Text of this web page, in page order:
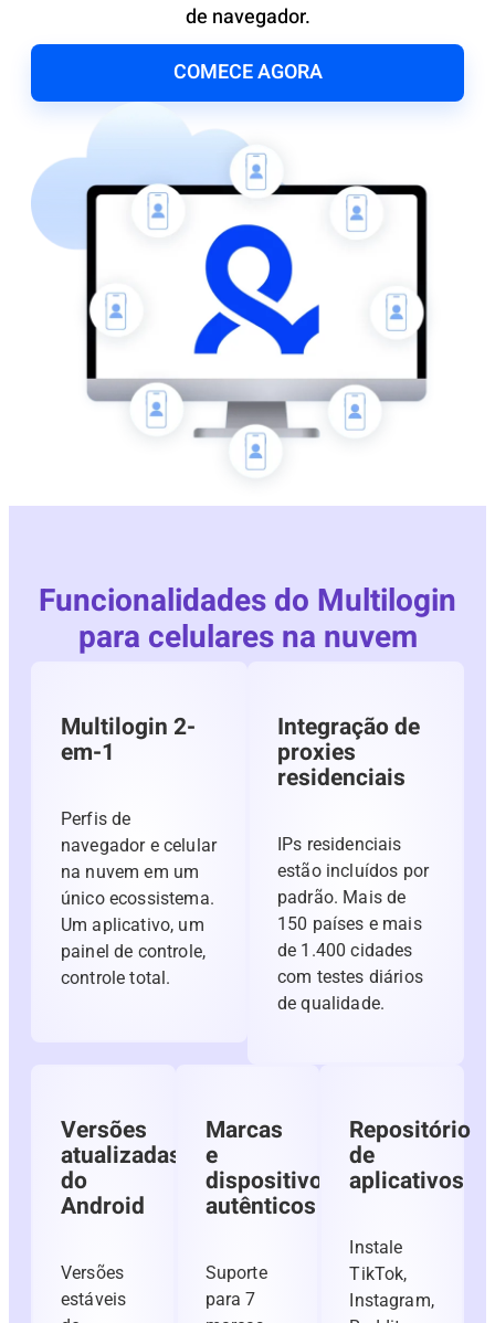
de navegador.
COMECE AGORA
Funcionalidades do Multilogin
para celulares na nuvem
Multilogin 2-
em-1
Perfis de
navegador e celular
na nuvem em um
único ecossistema.
Um aplicativo, um
painel de controle,
controle total.
Integração de
proxies
residenciais
IPs residenciais
estão incluídos por
padrão. Mais de
150 países e mais
de 1.400 cidades
com testes diários
de qualidade.
Versões
atualizadas
do
Android
Versões
estáveis ​​
Marcas
e
dispositivos
autênticos
Suporte
para 7
Repositório
de
aplicativos
Instale
TikTok,
Instagram,